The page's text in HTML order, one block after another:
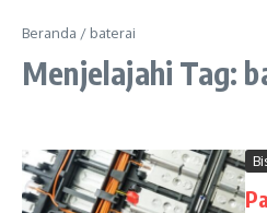
Beranda / baterai
Menjelajahi Tag: